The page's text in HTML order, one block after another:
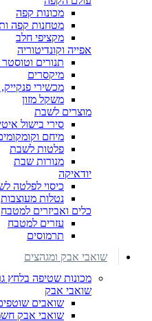
מכונות קפה
מטחנות קפה
מקציפי חלב
אפייה וקונדיטוריה
תנורים וטוסטר
מיקסרים
מכשירי פנקייק,
משקל מזון
מוצרים לשבת
סירי בישול
מיחם
פלטות לשבת
מנורות שבת
יודאיקה
כיסוי לפלטה
נטלות מעוצבות
כלים ואביזרים למטבח
עזרים למטבח
תרמוסים
שואבי אבק ומגהצים
מכונות שטיפה בלחץ
שואבי אבק
שואבים
שואבי אבק